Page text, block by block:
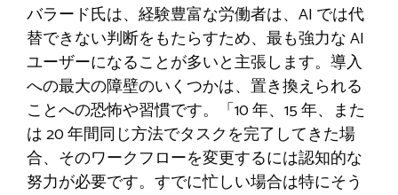
バラード氏は、経験豊富な労働者は、AI では代
替できない判断をもたらすため、最も強力な AI
ユーザーになることが多いと主張します。導入
への最大の障壁のいくつかは、置き換えられる
ことへの恐怖や習慣です。「10 年、15 年、また
は 20 年間同じ方法でタスクを完了してきた場
合、そのワークフローを変更するには認知的な
努力が必要です。すでに忙しい場合は特にそう